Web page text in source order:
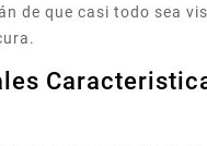
de que casi todo sea